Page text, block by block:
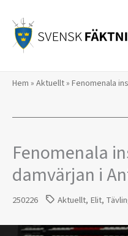
innehåll
Hem » Aktuellt» Fenomenala
Fenomenala
damvärjan i
250226 Aktuellt, Elit,